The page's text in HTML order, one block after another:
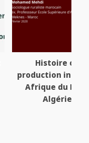
Histoire
production
Afrique du
Algérie,